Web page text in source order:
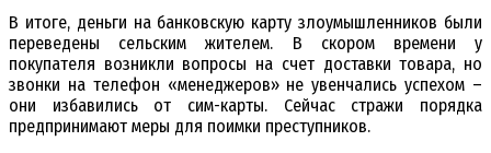
В итоге, деньги на банковскую карту злоумышленников были
переведены сельским жителем. В скором времени у
покупателя возникли вопросы на счет доставки товара, но
звонки на телефон «менеджеров» не увенчались успехом –
они избавились от сим-карты. Сейчас стражи порядка
предпринимают меры для поимки преступников.